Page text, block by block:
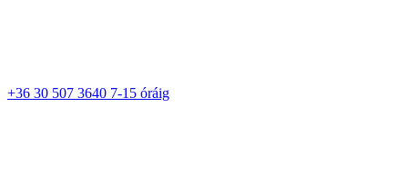
+36 30 507 3640 7-15 óráig